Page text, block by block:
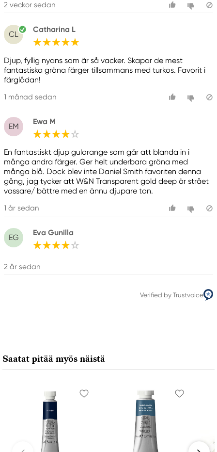
2 veckor sedan
CL
Catharina L
Djup, fyllig nyans som är så vacker. Skapar de mest
fantastiska gröna färger tillsammans med turkos. Favorit i
färglådan!
1 månad sedan
EM
Ewa M
En fantastiskt djup gulorange som går att blanda in i
många andra färger. Ger helt underbara gröna med
många blå. Dock blev inte Daniel Smith favoriten denna
gång, jag tycker att W&N Transparent gold deep är strået
vassare/ bättre med en ännu djupare ton.
1 år sedan
EG
Eva Gunilla
2 år sedan
Verified by Trustvoice
Saatat pitää myös näistä